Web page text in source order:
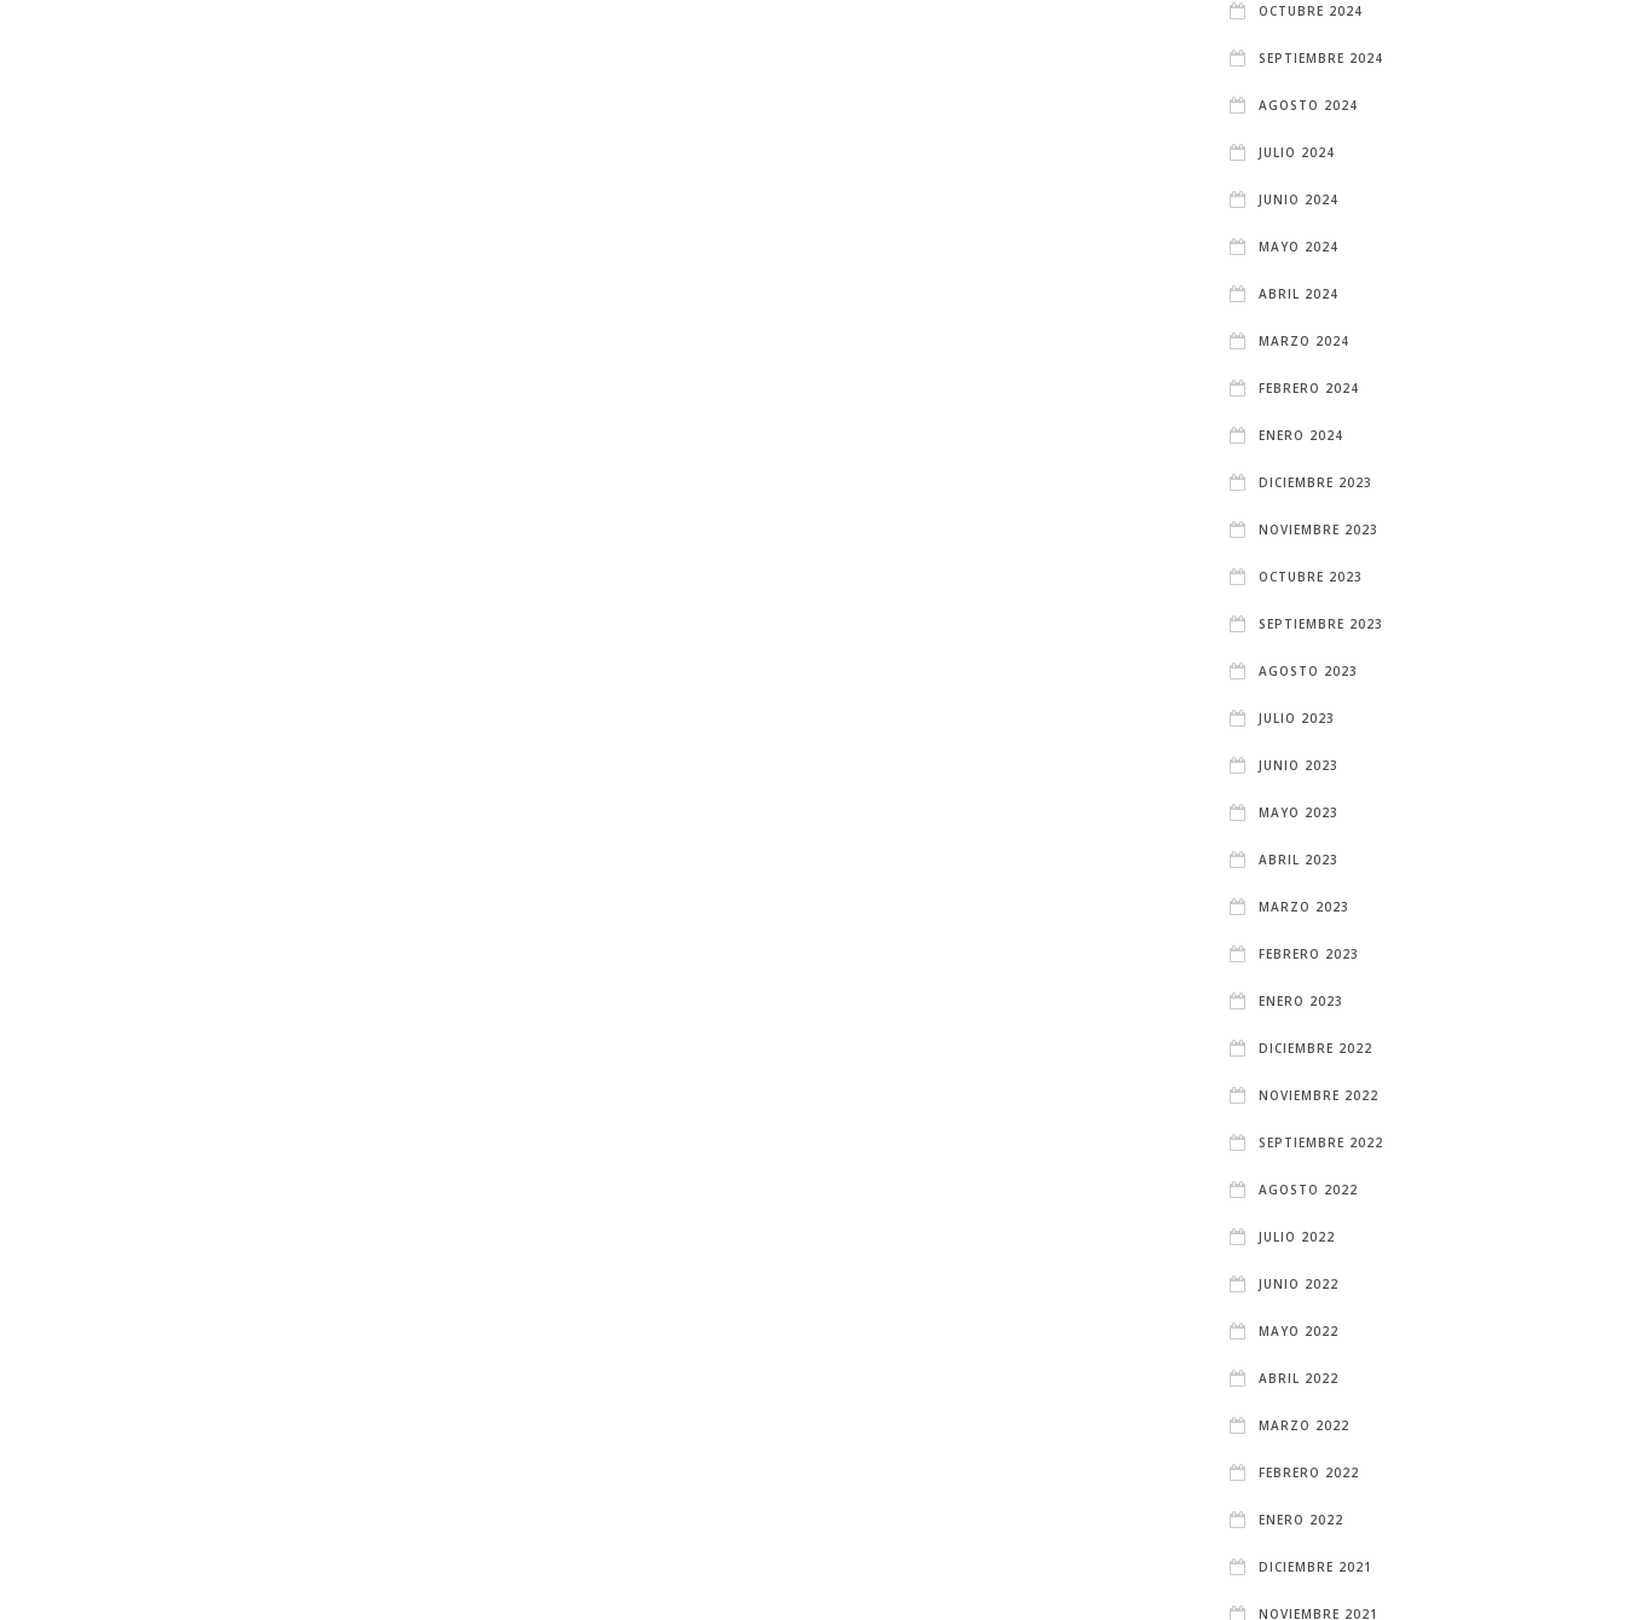
OCTUBRE 2024
SEPTIEMBRE 2024
AGOSTO 2024
JULIO 2024
JUNIO 2024
MAYO 2024
ABRIL 2024
MARZO 2024
FEBRERO 2024
ENERO 2024
DICIEMBRE 2023
NOVIEMBRE 2023
OCTUBRE 2023
SEPTIEMBRE 2023
AGOSTO 2023
JULIO 2023
JUNIO 2023
MAYO 2023
ABRIL 2023
MARZO 2023
FEBRERO 2023
ENERO 2023
DICIEMBRE 2022
NOVIEMBRE 2022
SEPTIEMBRE 2022
AGOSTO 2022
JULIO 2022
JUNIO 2022
MAYO 2022
ABRIL 2022
MARZO 2022
FEBRERO 2022
ENERO 2022
DICIEMBRE 2021
NOVIEMBRE 2021